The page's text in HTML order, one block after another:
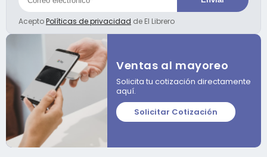
AceptoPolíticas de privacidad de El Librero
Ventas al mayoreo
Solicita tu cotización directamente
aquí.
Solicitar Cotización